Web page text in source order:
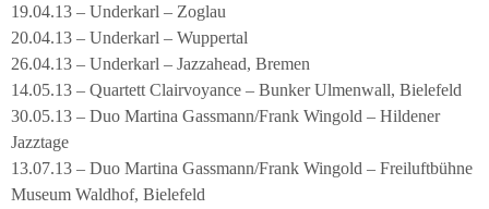
19.04.13 – Underkarl – Zoglau
20.04.13 – Underkarl – Wuppertal
26.04.13 – Underkarl – Jazzahead, Bremen
14.05.13 – Quartett Clairvoyance – Bunker Ulmenwall, Bielefeld
30.05.13 – Duo Martina Gassmann/Frank Wingold – Hildener
Jazztage
13.07.13 – Duo Martina Gassmann/Frank Wingold – Freiluftbühne
Museum Waldhof, Bielefeld